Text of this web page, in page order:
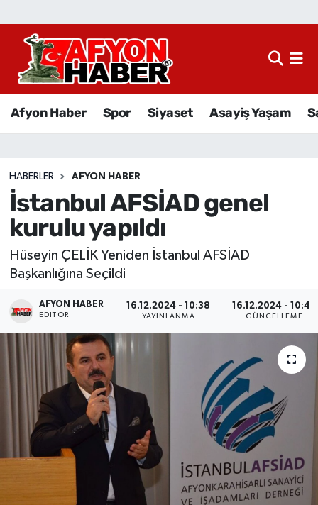
Afyon Haber Spor Siyaset Asayiş Yaşam
HABERLER AFYON HABER
İstanbul AFSİAD genel
kurulu yapıldı
Hüseyin ÇELİK Yeniden İstanbul AFSİAD
Başkanlığına Seçildi
AFYON HABER
EDITÖR
16.12.2024 - 10:38
YAYINLANMA
16.12.2024 - 10:43
GÜNCELLEME
Afyon Haber
Sağlık
Eğitim
Sivil Toplum
Ekonomi
Magazin
Etkinlikler